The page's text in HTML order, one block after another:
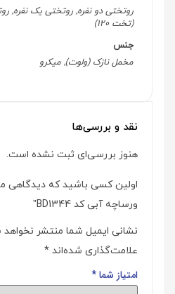
روتختی دو نفره, روتختی یک نفره,
(تخت 120)
جنس
مخمل نازک (ولوت), میکرو
نقد و بررسی‌ها
هنوز بررسی‌ای ثبت نشده است.
اولین کسی باشید که دیدگاهی
ورساچه آبی کد BD1344”
نشانی ایمیل شما منتشر
علامت‌گذاری شده‌اند *
امتیاز شما*